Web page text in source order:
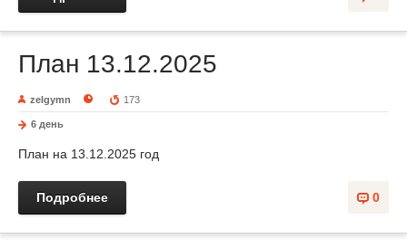
План 13.12.2025
zelgymn 173
6 день
План на 13.12.2025 год
0
Подробнее